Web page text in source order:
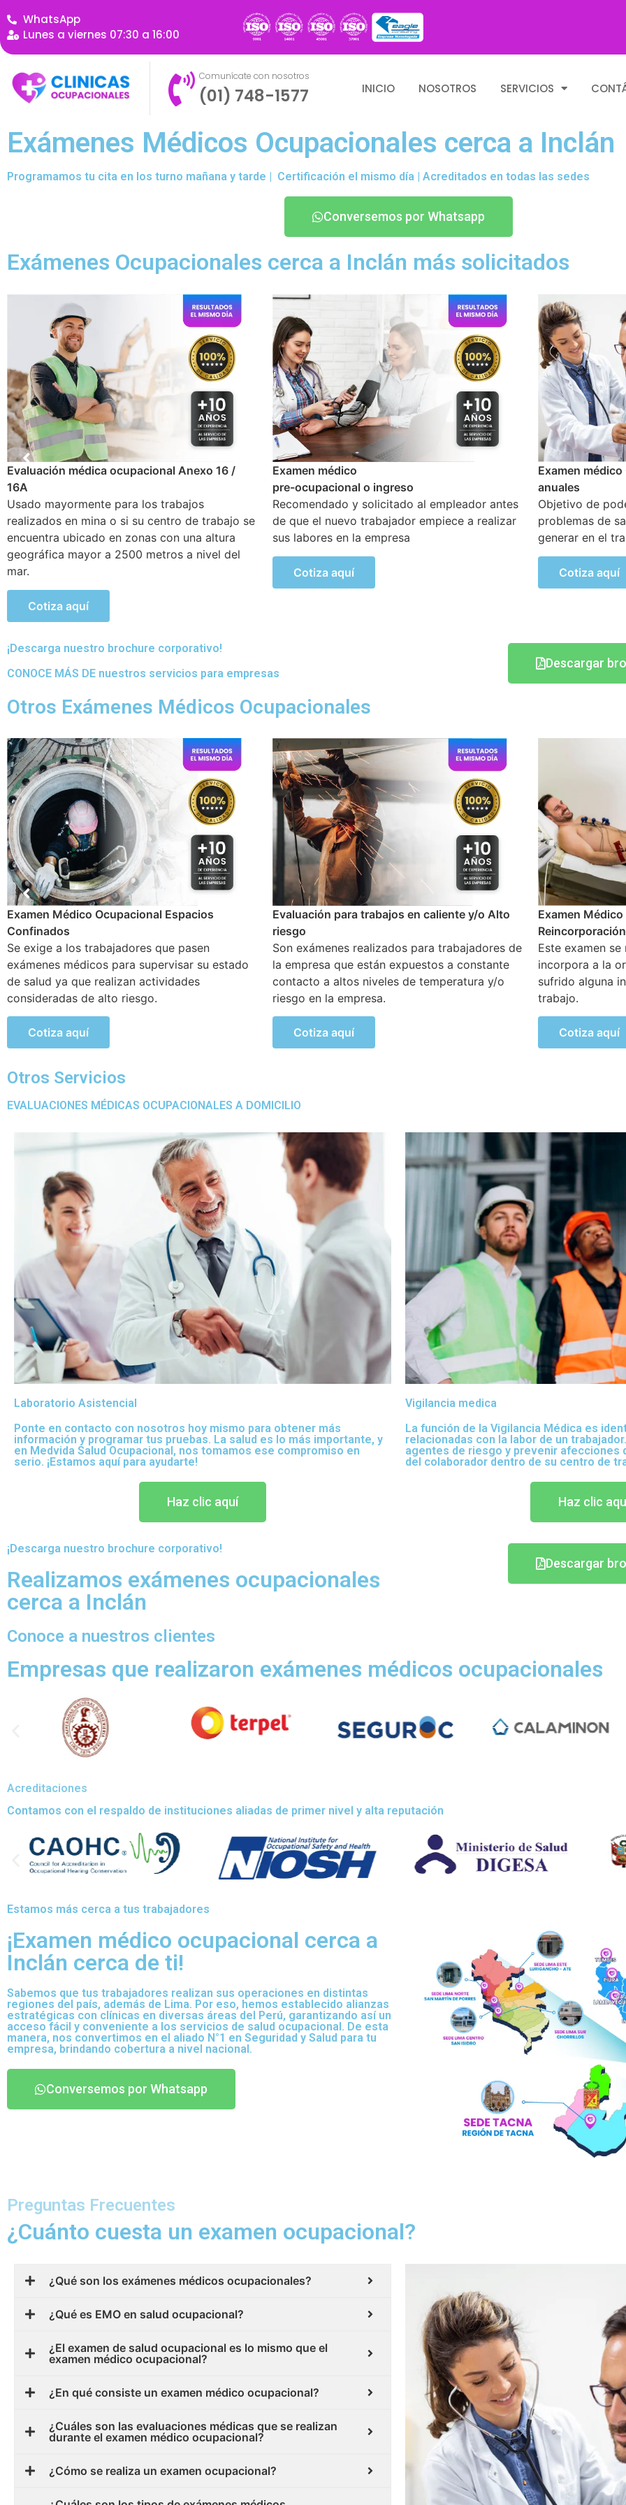
WhatsApp
Lunes a viernes 07:30 a 16:00
Comunícate con nosotros
(01) 748-1577 INICIO NOSOTROS SERVICIOS
Exámenes Médicos Ocupacionales cerca a Inclán
Programamos tu cita en los turno mañana y tarde | Certificación el mismo día | Acreditados en todas las sedes
Conversemos por Whatsapp
Exámenes Ocupacionales cerca a Inclán más solicitados
Examen médico
pre-ocupacional o ingreso
Recomendado y solicitado al empleador antes
de que el nuevo trabajador empiece a realizar
sus labores en la empresa
Cotiza aquí
Examen médico Ocupacional Periódicos o
anuales
Objetivo de poder detectar si existen
problemas de salud que se hayan podido
generar en el transcurso de sus actividades
Cotiza aquí
Examen médico
altura mayor a
Mayor A 1.8
que los
actividades de
supervisión en
Cotiza aquí
¡Descarga nuestro brochure corporativo!
CONOCE MÁS DE nuestros servicios para empresas
Descargar
Otros Exámenes Médicos Ocupacionales
Evaluación para trabajos en caliente y/o Alto
riesgo
Son exámenes realizados para trabajadores de
la empresa que están expuestos a constante
contacto a altos niveles de temperatura y/o
riesgo en la empresa.
Cotiza aquí
Examen Médico Ocupacional de
Reincorporación Laboral
Este examen se realiza al colaborador que se
incorpora a la organización luego de haber
sufrido alguna incapacidad temporal propia del
trabajo.
Cotiza aquí
Examen Médico
puesto en el
Se lleva a cabo
empresa realiza
áreas a cargo,
actividades de
Cotiza aquí
Otros Servicios
EVALUACIONES MÉDICAS OCUPACIONALES A DOMICILIO
Laboratorio Asistencial
Ponte en contacto con nosotros hoy mismo para obtener más
información y programar tus pruebas. La salud es lo más importante, y
en Medvida Salud Ocupacional, nos tomamos ese compromiso en
serio. ¡Estamos aquí para ayudarte!
Haz clic aquí
Vigilancia medica
La función de la Vigilancia Médica es
relacionadas con la labor de un
agentes de riesgo y prevenir afecciones
del colaborador dentro de su centro de
Haz clic
¡Descarga nuestro brochure corporativo!
Realizamos exámenes ocupacionales
cerca a Inclán
Descargar
Conoce a nuestros clientes
Empresas que realizaron exámenes médicos ocupacionales
Acreditaciones
Contamos con el respaldo de instituciones aliadas de primer nivel y alta reputación
Estamos más cerca a tus trabajadores
¡Examen médico ocupacional cerca a
Inclán cerca de ti!
Sabemos que tus trabajadores realizan sus operaciones en distintas
regiones del país, además de Lima. Por eso, hemos establecido alianzas
estratégicas con clínicas en diversas áreas del Perú, garantizando así un
acceso fácil y conveniente a los servicios de salud ocupacional. De esta
manera, nos convertimos en el aliado N°1 en Seguridad y Salud para tu
empresa, brindando cobertura a nivel nacional.
Conversemos por Whatsapp
Preguntas Frecuentes
¿Cuánto cuesta un examen ocupacional?
¿Qué son los exámenes médicos ocupacionales?
¿Qué es EMO en salud ocupacional?
¿El examen de salud ocupacional es lo mismo que el
examen médico ocupacional?
¿En qué consiste un examen médico ocupacional?
¿Cuáles son las evaluaciones médicas que se realizan
durante el examen médico ocupacional?
¿Cómo se realiza un examen ocupacional?